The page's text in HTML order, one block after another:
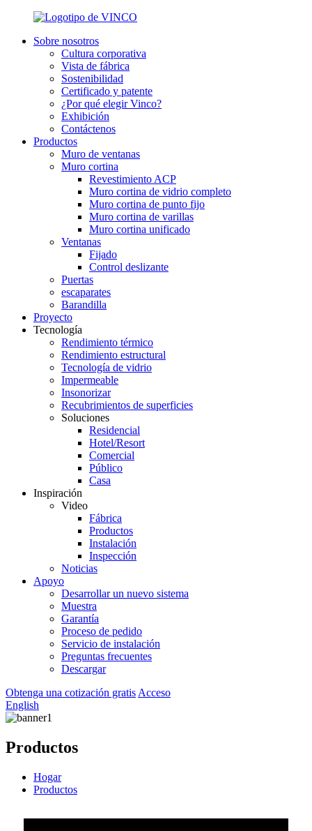
Sobre nosotros
Cultura corporativa
Vista de fábrica
Sostenibilidad
Certificado y patente
¿Por qué elegir Vinco?
Exhibición
Contáctenos
Productos
Muro de ventanas
Muro cortina
Revestimiento ACP
Muro cortina de vidrio completo
Muro cortina de punto fijo
Muro cortina de varillas
Muro cortina unificado
Ventanas
Fijado
Control deslizante
Puertas
escaparates
Barandilla
Proyecto
Tecnología
Rendimiento térmico
Rendimiento estructural
Tecnología de vidrio
Impermeable
Insonorizar
Recubrimientos de superficies
Soluciones
Residencial
Hotel/Resort
Comercial
Público
Casa
Inspiración
Video
Fábrica
Productos
Instalación
Inspección
Noticias
Apoyo
Desarrollar un nuevo sistema
Muestra
Garantía
Proceso de pedido
Servicio de instalación
Preguntas frecuentes
Descargar
Obtenga una cotización gratis Acceso
English
Productos
Hogar
Productos